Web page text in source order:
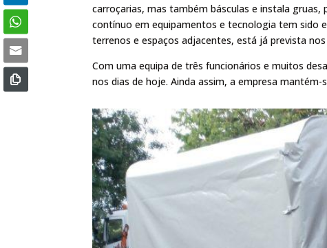
carroçarias, mas também básculas e instala
contínuo em equipamentos e tecnologia tem sido
terrenos e espaços adjacentes, está já prevista
Com uma equipa de três funcionários e muitos
nos dias de hoje. Ainda assim, a empresa